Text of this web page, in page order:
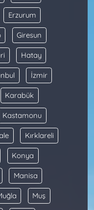
Erzurum
Giresun
Hatay
İzmir
Karabük
Kastamonu
Kırklareli
Konya
Manisa
Muş